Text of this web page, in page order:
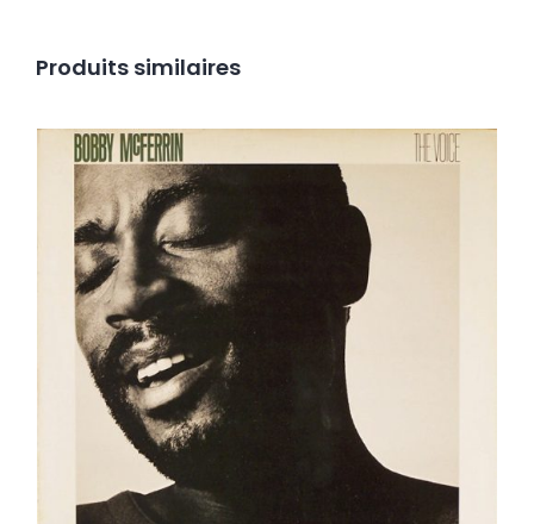
Produits similaires
Bobby McFerrin – The Voice LP
Ajouter au panier